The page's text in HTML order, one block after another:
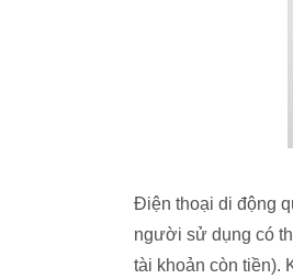
Điện thoại di động
người sử dụng có
tài khoản còn tiền).